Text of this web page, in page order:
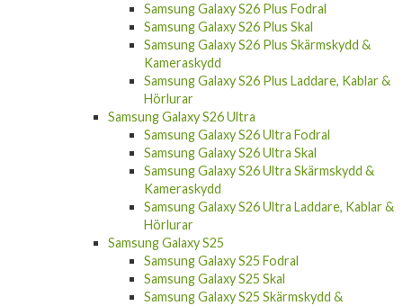
Samsung Galaxy S26 Plus Fodral
Samsung Galaxy S26 Plus Skal
Samsung Galaxy S26 Plus Skärmskydd &
Kameraskydd
Samsung Galaxy S26 Plus Laddare, Kablar &
Hörlurar
Samsung Galaxy S26 Ultra
Samsung Galaxy S26 Ultra Fodral
Samsung Galaxy S26 Ultra Skal
Samsung Galaxy S26 Ultra Skärmskydd &
Kameraskydd
Samsung Galaxy S26 Ultra Laddare, Kablar &
Hörlurar
Samsung Galaxy S25
Samsung Galaxy S25 Fodral
Samsung Galaxy S25 Skal
Samsung Galaxy S25 Skärmskydd &